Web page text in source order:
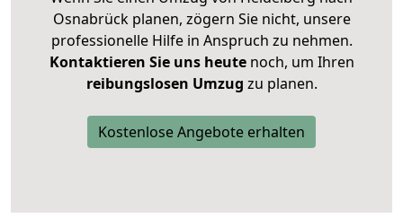
Osnabrück planen, zögern Sie nicht, unsere
professionelle Hilfe in Anspruch zu nehmen.
Kontaktieren Sie uns heutenoch, um Ihren
reibungslosen Umzug zu planen.
Kostenlose Angebote erhalten